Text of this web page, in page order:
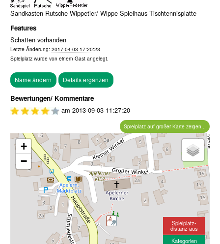
Sandkasten Rutsche Wippetier/ Wippe Spielhaus Tischtennisplatte
Features
Schatten vorhanden
Letzte Änderung: 2017-04-03 17:20:23
Spielplatz wurde von einem Gast angelegt.
Bewertungen/ Kommentare
am 2013-09-03 11:27:20
Spielplatz auf großer Karte zeigen...
+
−
Spielplatz-
distanz aus
Kategorien